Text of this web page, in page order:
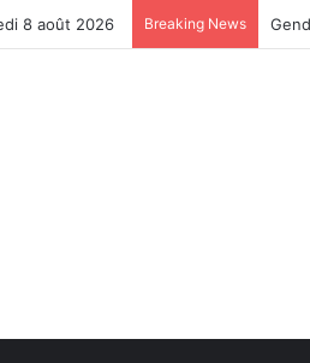
8 août 2026 Breaking News